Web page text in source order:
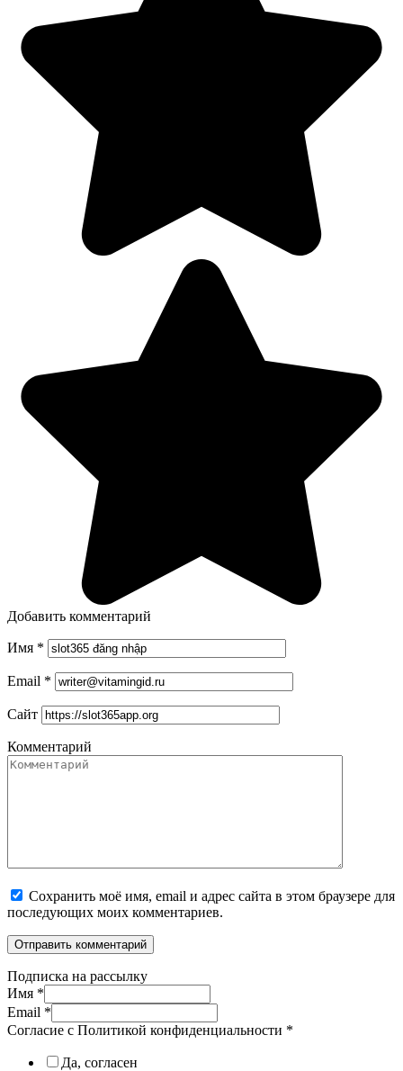
Добавить комментарий
Имя *
Email *
Сайт
Комментарий
Сохранить моё имя, email и адрес сайта в этом браузере для
последующих моих комментариев.
Подписка на рассылку
Имя *
Email *
Согласие с Политикой конфиденциальности *
Да, согласен